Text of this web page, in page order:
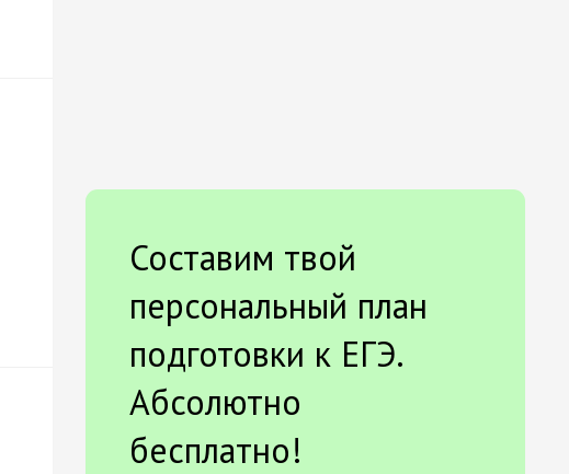
Составим твой
персональный план
подготовки к ЕГЭ.
Абсолютно
бесплатно!